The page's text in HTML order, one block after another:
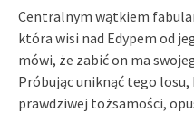
Centralnym wątkiem
która wisi nad Edypem od
mówi, że zabić on ma
Próbując uniknąć tego losu,
prawdziwej tożsamości,